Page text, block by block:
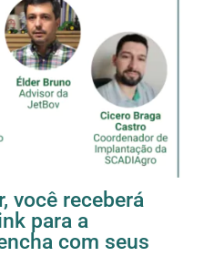
você receberá
para a
com seus